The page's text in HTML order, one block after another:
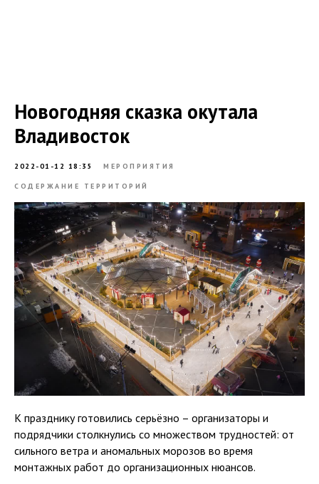
Новогодняя сказка окутала
Владивосток
2022-01-12 18:35 МЕРОПРИЯТИЯ
СОДЕРЖАНИЕ ТЕРРИТОРИЙ
К празднику готовились серьёзно – организаторы и
подрядчики столкнулись со множеством трудностей: от
сильного ветра и аномальных морозов во время
монтажных работ до организационных нюансов.